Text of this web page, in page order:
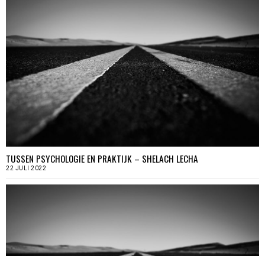
TUSSEN PSYCHOLOGIE EN PRAKTIJK – SHELACH LECHA
22 JULI 2022